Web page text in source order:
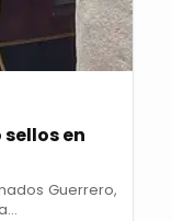
en
Guerrero,